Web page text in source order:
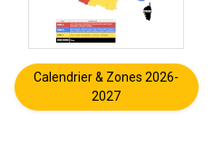
Calendrier & Zones 2026-
2027